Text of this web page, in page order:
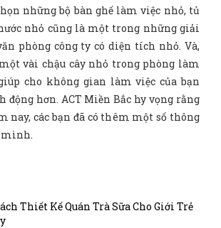
những bộ bàn ghế làm việc nhỏ, tủ
nhỏ cũng là một trong những giải
phòng công ty có diện tích nhỏ. Và,
vài chậu cây nhỏ trong phòng làm
cho không gian làm việc của bạn
động hơn. ACT Miền Bắc hy vọng rằng
nay, các bạn đã có thêm một số thông
mình.
Thiết Kế Quán Trà Sữa Cho Giới Trẻ